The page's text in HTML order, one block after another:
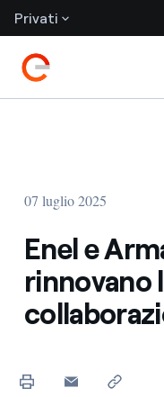
Privati
07 luglio 2025
Enel e
rinnovano